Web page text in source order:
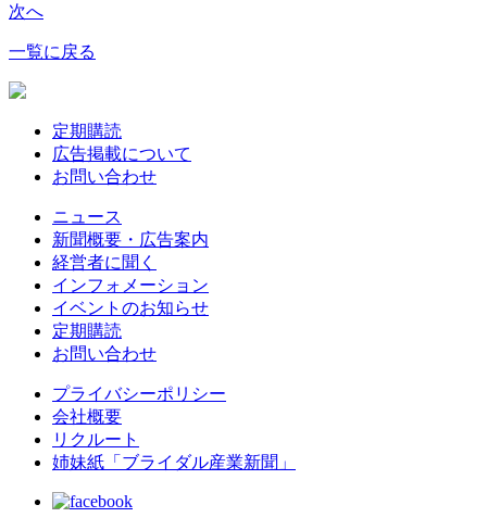
次へ
一覧に戻る
定期購読
広告掲載について
お問い合わせ
ニュース
新聞概要・広告案内
経営者に聞く
インフォメーション
イベントのお知らせ
定期購読
お問い合わせ
プライバシーポリシー
会社概要
リクルート
姉妹紙「ブライダル産業新聞」